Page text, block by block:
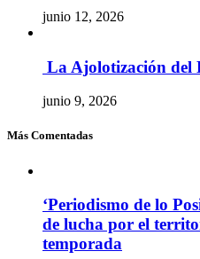
junio 12, 2026
La Ajolotización del
junio 9, 2026
Más Comentadas
‘Periodismo de lo
de lucha por el
temporada